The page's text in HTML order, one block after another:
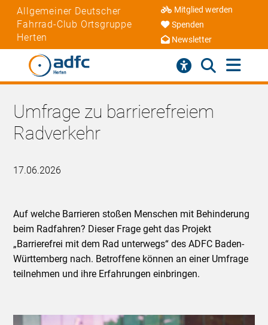
Allgemeiner Deutscher
Fahrrad-Club Ortsgruppe
Herten
Mitglied werden
Spenden
Newsletter
Umfrage zu barrierefreiem
Radverkehr
17.06.2026
Auf welche Barrieren stoßen Menschen mit Behinderung
beim Radfahren? Dieser Frage geht das Projekt
„Barrierefrei mit dem Rad unterwegs“ des ADFC Baden-
Württemberg nach. Betroffene können an einer Umfrage
teilnehmen und ihre Erfahrungen einbringen.